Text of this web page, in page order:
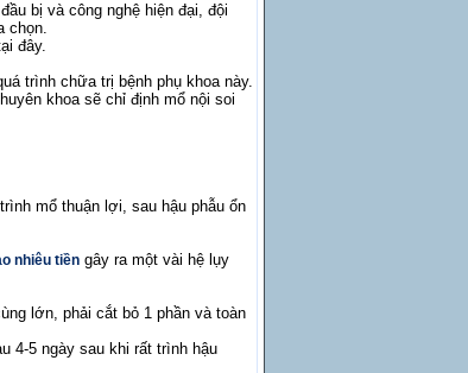
bị và công nghệ hiện đại, đội
chọn.
đây.
trình chữa trị bệnh phụ khoa này.
khoa sẽ chỉ định mổ nội soi
mổ thuận lợi, sau hậu phẫu ổn
nhiêu tiền gây ra một vài hệ lụy
lớn, phải cắt bỏ 1 phần và toàn
4-5 ngày sau khi rất trình hậu